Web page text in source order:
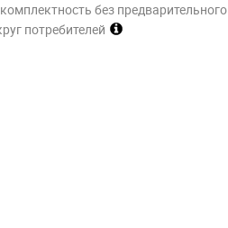
без предварительного
потребителей